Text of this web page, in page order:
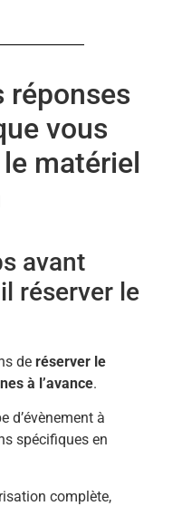
réponses
vous
matériel
avant
réserver le
de réserver le
à l’avance.
d’évènement à
spécifiques en
complète,